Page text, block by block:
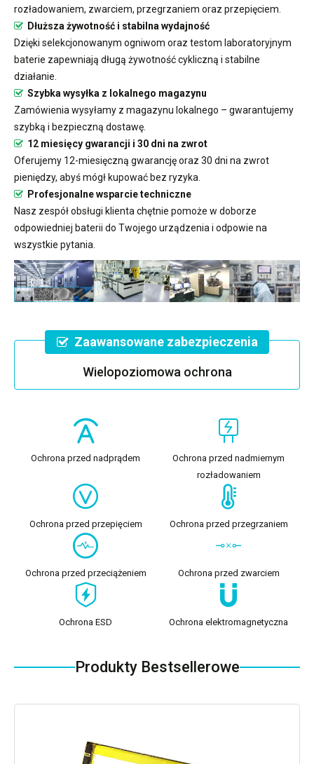
rozładowaniem, zwarciem, przegrzaniem oraz przepięciem.
Dłuższa żywotność i stabilna wydajność
Dzięki selekcjonowanym ogniwom oraz testom laboratoryjnym
baterie zapewniają długą żywotność cykliczną i stabilne
działanie.
Szybka wysyłka z lokalnego magazynu
Zamówienia wysyłamy z magazynu lokalnego – gwarantujemy
szybką i bezpieczną dostawę.
12 miesięcy gwarancji i 30 dni na zwrot
Oferujemy 12-miesięczną gwarancję oraz 30 dni na zwrot
pieniędzy, abyś mógł kupować bez ryzyka.
Profesjonalne wsparcie techniczne
Nasz zespół obsługi klienta chętnie pomoże w doborze
odpowiedniej baterii do Twojego urządzenia i odpowie na
wszystkie pytania.
Zaawansowane zabezpieczenia
Wielopoziomowa ochrona
Ochrona przed nadprądem
Ochrona przed nadmiernym
rozładowaniem
Ochrona przed przepięciem Ochrona przed przegrzaniem
Ochrona przed przeciążeniem Ochrona przed zwarciem
Ochrona ESD Ochrona elektromagnetyczna
Produkty Bestsellerowe